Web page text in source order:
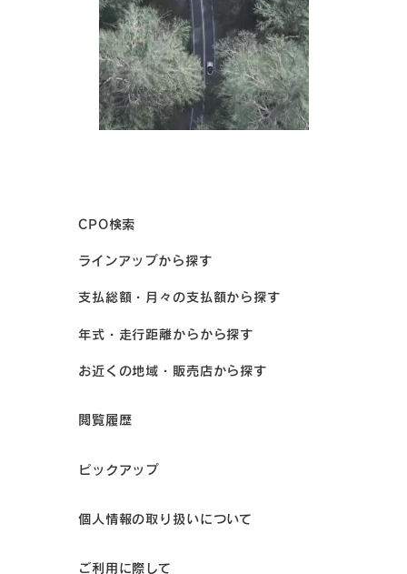
CPO検索
ラインアップから探す
支払総額・月々の支払額から探す
年式・走行距離からから探す
お近くの地域・販売店から探す
閲覧履歴
ピックアップ
個人情報の取り扱いについて
ご利用に際して